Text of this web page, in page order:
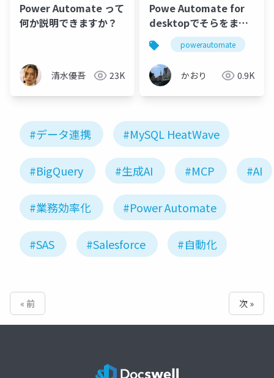
Power Automate って
何か説明できますか？
清水優吾 23K
Powe Automate for
desktopでそらをまめ
にチェックしてます
powerautomate
かおり 0.9K
#データ連携 #MySQL HeatWave
#BigQuery #生成AI #MCP #AI
#業務効率化 #Power Automate
#SAS #Salesforce #自動化
« 前 次 »